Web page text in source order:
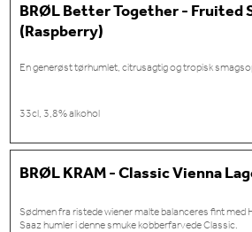
BRØL Better Together - Fruited
(Raspberry)
En generøst tørhumlet, citrusagtig og tropisk
33cl, 3,8% alkohol
BRØL KRAM - Classic Vienna
Sødmen fra ristede wiener malte balanceres fint med
Saaz humler i denne smuke kobberfarvede Classic.